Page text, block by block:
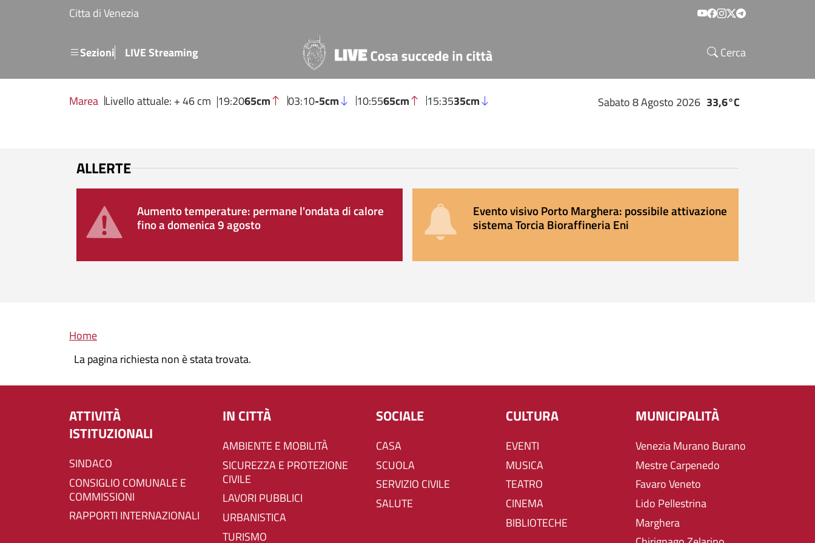
Salta al contenuto principale
Citta di Venezia Social menu
SezioniMenu secondario
LIVE Streaming Cerca
Marea Livello attuale: + 46 cm 19:2065cm 03:10-5cm 10:5565cm 15:3535cm Sabato 8 Agosto 2026 33,6°C
ALLERTE
Aumento temperature: permane l'ondata di calore
fino a domenica 9 agosto
Evento visivo Porto Marghera: possibile attivazione
sistema Torcia Bioraffineria Eni
Briciole di pane
Home
La pagina richiesta non è stata trovata.
ATTIVITÀ
ISTITUZIONALI
SINDACO
CONSIGLIO COMUNALE E
COMMISSIONI
RAPPORTI INTERNAZIONALI
IN CITTÀ
AMBIENTE E MOBILITÀ
SICUREZZA E PROTEZIONE
CIVILE
LAVORI PUBBLICI
URBANISTICA
TURISMO
SOCIALE
CASA
SCUOLA
SERVIZIO CIVILE
SALUTE
CULTURA
EVENTI
MUSICA
TEATRO
CINEMA
BIBLIOTECHE
MUNICIPALITÀ
Venezia Murano Burano
Mestre Carpenedo
Favaro Veneto
Lido Pellestrina
Marghera